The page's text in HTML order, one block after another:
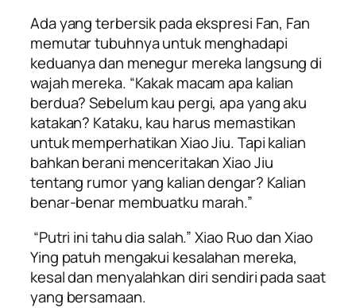
Ada yang terbersik pada ekspresi Fan, Fan
memutar tubuhnya untuk menghadapi
keduanya dan menegur mereka langsung di
wajah mereka. “Kakak macam apa kalian
berdua? Sebelum kau pergi, apa yang aku
katakan? Kataku, kau harus memastikan
untuk memperhatikan Xiao Jiu. Tapi kalian
bahkan berani menceritakan Xiao Jiu
tentang rumor yang kalian dengar? Kalian
benar-benar membuatku marah.”
“Putri ini tahu dia salah.” Xiao Ruo dan Xiao
Ying patuh mengakui kesalahan mereka,
kesal dan menyalahkan diri sendiri pada saat
yang bersamaan.